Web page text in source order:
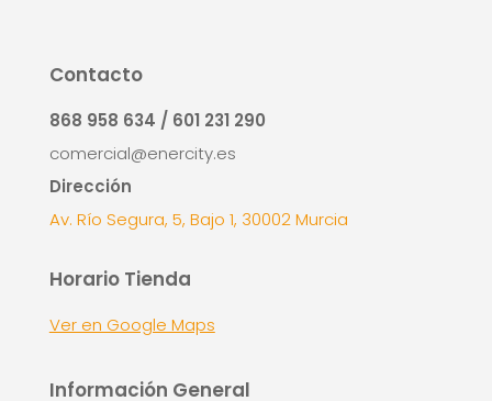
Contacto
868 958 634 / 601 231 290
comercial@enercity.es
Dirección
Av. Río Segura, 5, Bajo 1, 30002 Murcia
Horario Tienda
Ver en Google Maps
Información General